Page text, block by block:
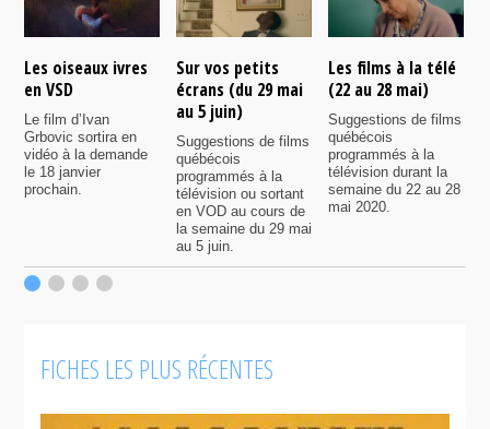
Les oiseaux ivres
en VSD
Le film d’Ivan
Grbovic sortira en
vidéo à la demande
le 18 janvier
prochain.
Sur vos petits
écrans (du 29 mai
au 5 juin)
Suggestions de films
québécois
programmés à la
télévision ou sortant
en VOD au cours de
la semaine du 29 mai
au 5 juin.
Les films à la télé
(22 au 28 mai)
Suggestions de films
québécois
programmés à la
télévision durant la
semaine du 22 au 28
mai 2020.
FICHES LES PLUS RÉCENTES